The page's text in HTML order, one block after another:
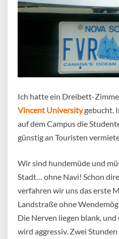
Ich hatte ein Dreibett-
Vincent Universitygebucht.
auf dem Campus die
günstig an Touristen
Wir sind hundemüde und
Stadt… ohne Navi! Schon
verfahren wir uns das erste
Landstraße ohne
Die Nerven liegen blank,
wird aggressiv. Zwei